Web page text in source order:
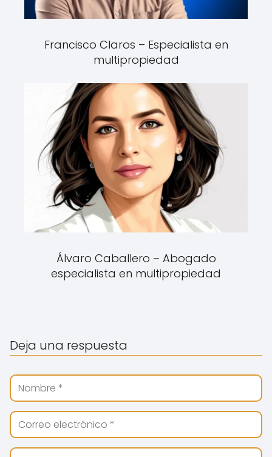
Francisco Claros – Especialista en
multipropiedad
Álvaro Caballero – Abogado
especialista en multipropiedad
Deja una respuesta